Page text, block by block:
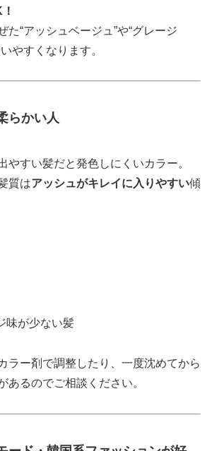
た“アッシュベージュ”や“グレージ
やすくなります。
らかい人
やすい髪だと発色しにくいカラー。
質はアッシュがキレイに入りやすい傾
味が少ない髪
ラー剤で調整したり、一度沈めてから
あるのでご相談ください。